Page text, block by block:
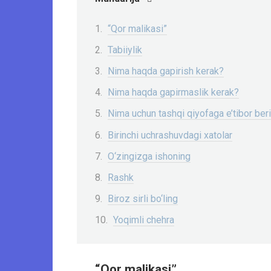
“Qor malikasi”
Tabiiylik
Nima haqda gapirish kerak?
Nima haqda gapirmaslik kerak?
Nima uchun tashqi qiyofaga e’tibor
Birinchi uchrashuvdagi xatolar
O‘zingizga ishoning
Rashk
Biroz sirli bo‘ling
Yoqimli chehra